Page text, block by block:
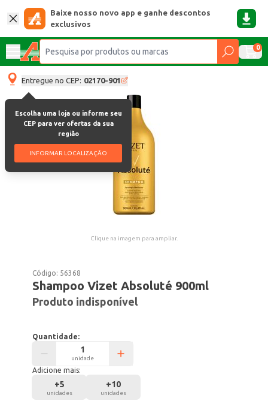
Baixe nosso novo app e ganhe descontos
exclusivos
0
Entregue no CEP: 02170-901
Escolha uma loja ou informe seu
CEP para ver ofertas da sua
região
INFORMAR LOCALIZAÇÃO
Clique na imagem para ampliar.
Código: 56368
Shampoo Vizet Absoluté 900ml
Produto indisponível
Quantidade:
unidade
Adicione mais:
+5
unidades
+10
unidades